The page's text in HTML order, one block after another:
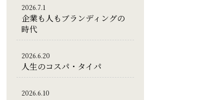
2026.7.1
企業も人もブランディングの
時代
2026.6.20
人生のコスパ・タイパ
2026.6.10